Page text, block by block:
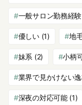
一般サロン勤務経験
優しい(1) 地
妹系 (2) 小柄
業界で見かけない
深夜の対応可能(1)